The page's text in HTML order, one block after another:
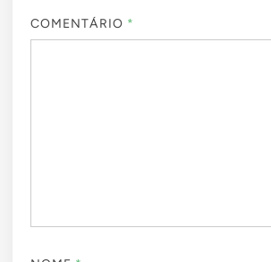
COMENTÁRIO *